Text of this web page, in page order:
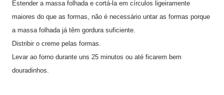
Estender a massa folhada e cortá-la em círculos ligeiramente
maiores do que as formas, não é necessário untar as formas porque
a massa folhada já têm gordura suficiente.
Distribir o creme pelas formas.
Levar ao forno durante uns 25 minutos ou até ficarem bem
douradinhos.